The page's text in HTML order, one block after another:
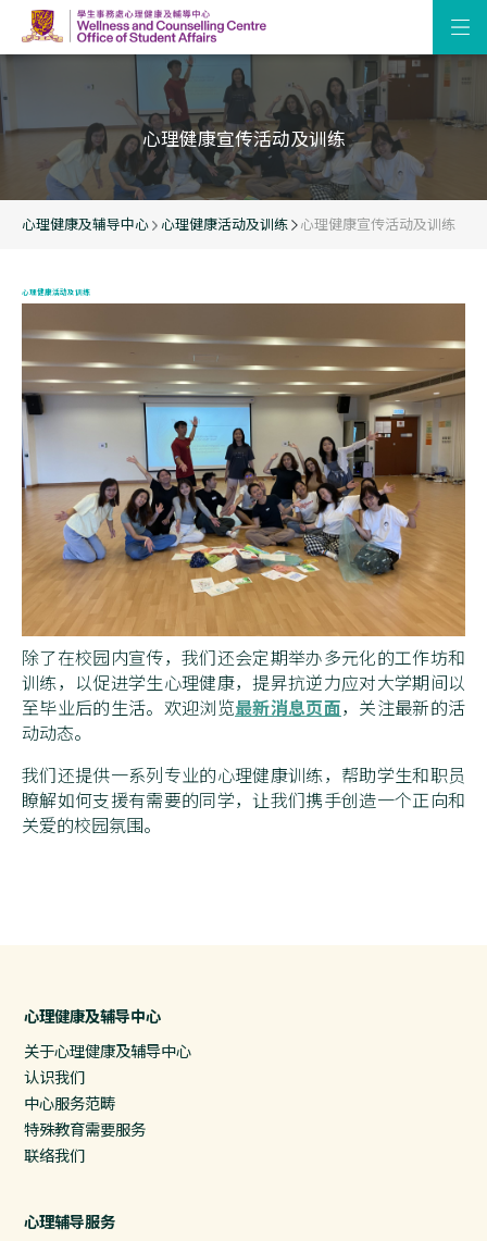
心理健康宣传活动及训练
心理健康及辅导中心 心理健康活动及训练 心理健康宣传活动及训练
心理健康活动及训练
除了在校园内宣传，我们还会定期举办多元化的工作坊和
训练，以促进学生心理健康，提昇抗逆力应对大学期间以
至毕业后的生活。欢迎浏览最新消息页面，关注最新的活
动动态。
我们还提供一系列专业的心理健康训练，帮助学生和职员
瞭解如何支援有需要的同学，让我们携手创造一个正向和
关爱的校园氛围。
心理健康及辅导中心
关于心理健康及辅导中心
认识我们
中心服务范畴
特殊教育需要服务
联络我们
心理辅导服务